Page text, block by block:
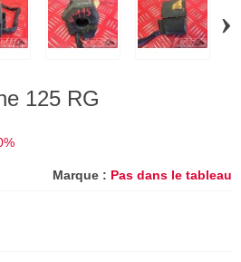
›
125 RG
Marque : Pas dans le tableau